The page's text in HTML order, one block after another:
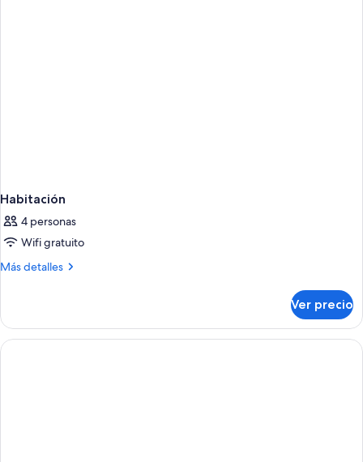
Habitación
4 personas
Wifi gratuito
Más detalles
Más
Ver precio